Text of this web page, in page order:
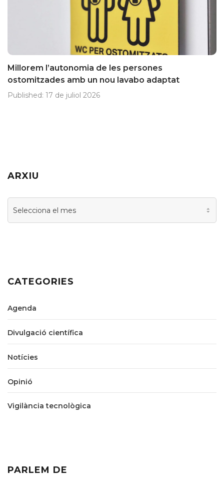
Millorem l’autonomia de les persones
ostomitzades amb un nou lavabo adaptat
Published: 17 de juliol 2026
ARXIU
Arxiu
CATEGORIES
Agenda
Divulgació científica
Notícies
Opinió
Vigilància tecnològica
PARLEM DE